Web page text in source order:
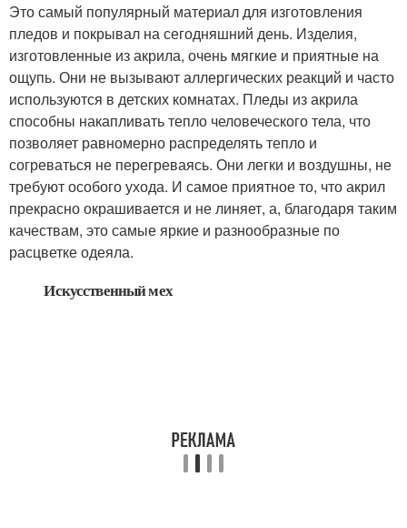
Это самый популярный материал для изготовления
пледов и покрывал на сегодняшний день. Изделия,
изготовленные из акрила, очень мягкие и приятные на
ощупь. Они не вызывают аллергических реакций и часто
используются в детских комнатах. Пледы из акрила
способны накапливать тепло человеческого тела, что
позволяет равномерно распределять тепло и
согреваться не перегреваясь. Они легки и воздушны, не
требуют особого ухода. И самое приятное то, что акрил
прекрасно окрашивается и не линяет, а, благодаря таким
качествам, это самые яркие и разнообразные по
расцветке одеяла.
Искусственный мех